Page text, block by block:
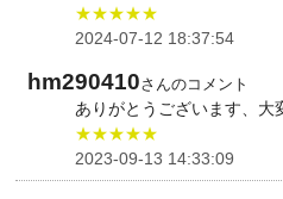
★★★★★
2024-07-12 18:37:54
hm290410さんのコメント
ありがとうございます、大
★★★★★
2023-09-13 14:33:09